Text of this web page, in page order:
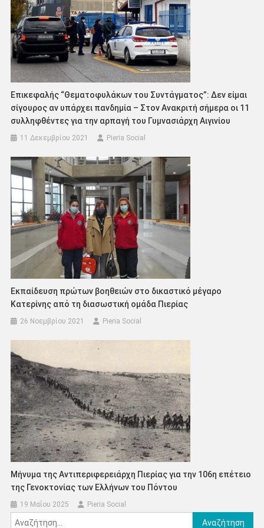
Επικεφαλής “Θεματοφυλάκων του Συντάγματος”: Δεν είμαι
σίγουρος αν υπάρχει πανδημία – Στον Ανακριτή σήμερα οι 11
συλληφθέντες για την αρπαγή του Γυμνασιάρχη Αιγινίου
11 Δεκεμβρίου 2021 Pieria Social
Εκπαίδευση πρώτων βοηθειών στο δικαστικό μέγαρο
Κατερίνης από τη διασωστική ομάδα Πιερίας
26 Νοεμβρίου 2021 Pieria Social
Μήνυμα της Αντιπεριφερειάρχη Πιερίας για την 106η επέτειο
της Γενοκτονίας των Ελλήνων του Πόντου
19 Μαΐου 2025 Pieria Social
Αναζήτηση